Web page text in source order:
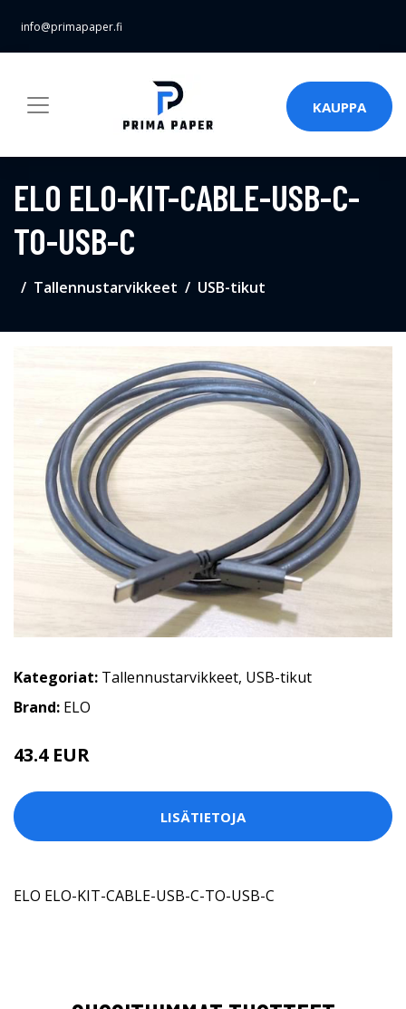
info@primapaper.fi
KAUPPA
ELO ELO-KIT-CABLE-USB-C-
TO-USB-C
Tallennustarvikkeet USB-tikut
Kategoriat: Tallennustarvikkeet, USB-tikut
Brand: ELO
43.4 EUR
LISÄTIETOJA
ELO ELO-KIT-CABLE-USB-C-TO-USB-C